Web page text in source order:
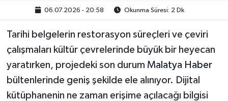
06.07.2026 - 20:58 Okunma Süresi: 2 Dk
Tarihi belgelerin restorasyon süreçleri ve çeviri
çalışmaları kültür çevrelerinde büyük bir heyecan
yaratırken, projedeki son durum Malatya Haber
bültenlerinde geniş şekilde ele alınıyor. Dijital
kütüphanenin ne zaman erişime açılacağı bilgisi